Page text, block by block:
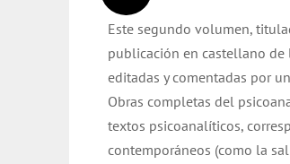
era:
$ 32.000.
es:
$ 31.000.
Este segundo volumen,
publicación en castellano de
editadas y comentadas por
Obras completas del
textos psicoanalíticos,
contemporáneos (como la